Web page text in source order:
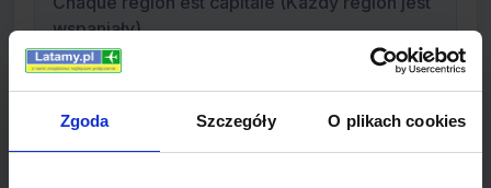
Zgoda Szczegóły O plikach cookies
wspaniały)
Typ linii
tanie linie